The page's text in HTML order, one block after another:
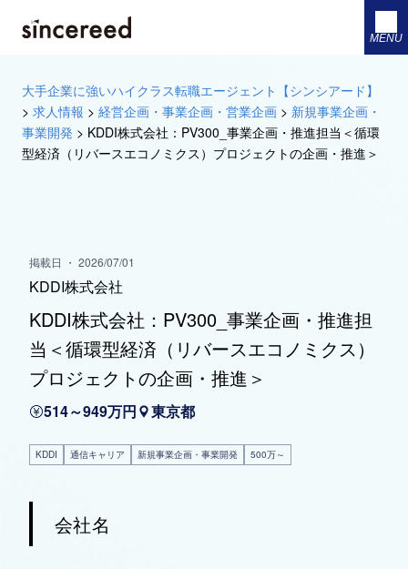
MENU
大手企業に強いハイクラス転職エージェント【シンシアード】
> 求人情報 > 経営企画・事業企画・営業企画 > 新規事業企画・
事業開発 > KDDI株式会社：PV300_事業企画・推進担当＜循環
型経済（リバースエコノミクス）プロジェクトの企画・推進＞
掲載日 ・ 2026/07/01
KDDI株式会社
KDDI株式会社：PV300_事業企画・推進担
当＜循環型経済（リバースエコノミクス）
プロジェクトの企画・推進＞
514～949万円 東京都
KDDI 通信キャリア 新規事業企画・事業開発 500万～
会社名